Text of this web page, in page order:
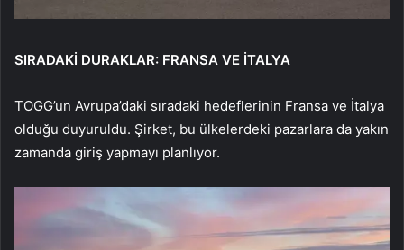
SIRADAKİ DURAKLAR: FRANSA VE İTALYA
TOGG’un Avrupa’daki sıradaki hedeflerinin Fransa ve İtalya
olduğu duyuruldu. Şirket, bu ülkelerdeki pazarlara da yakın
zamanda giriş yapmayı planlıyor.